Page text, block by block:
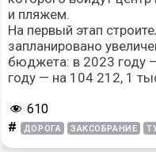
и пляжем.
На первый этап
запланировано
бюджета: в 2023 году
году — на 104 212, 1
610
# ДОРОГА ЗАКСОБРАНИЕ